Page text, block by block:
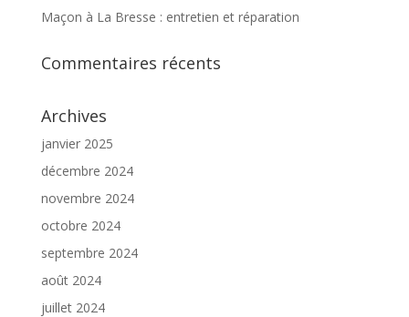
Maçon à La Bresse : entretien et réparation
Commentaires récents
Archives
janvier 2025
décembre 2024
novembre 2024
octobre 2024
septembre 2024
août 2024
juillet 2024